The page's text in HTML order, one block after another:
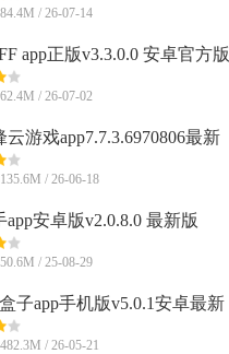
/ 26-07-14
app正版v3.3.0.0 安卓官方版
/ 26-07-02
云游戏app7.7.3.6970806最新
/ 26-06-18
app安卓版v2.0.8.0 最新版
/ 25-08-29
子app手机版v5.0.1安卓最新
/ 26-05-21